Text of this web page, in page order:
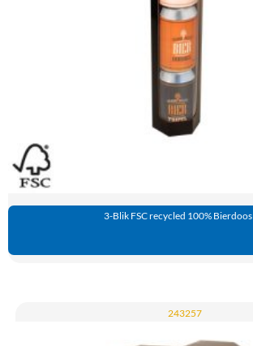
3-Blik FSC recycled 100% Bierdoos
243257